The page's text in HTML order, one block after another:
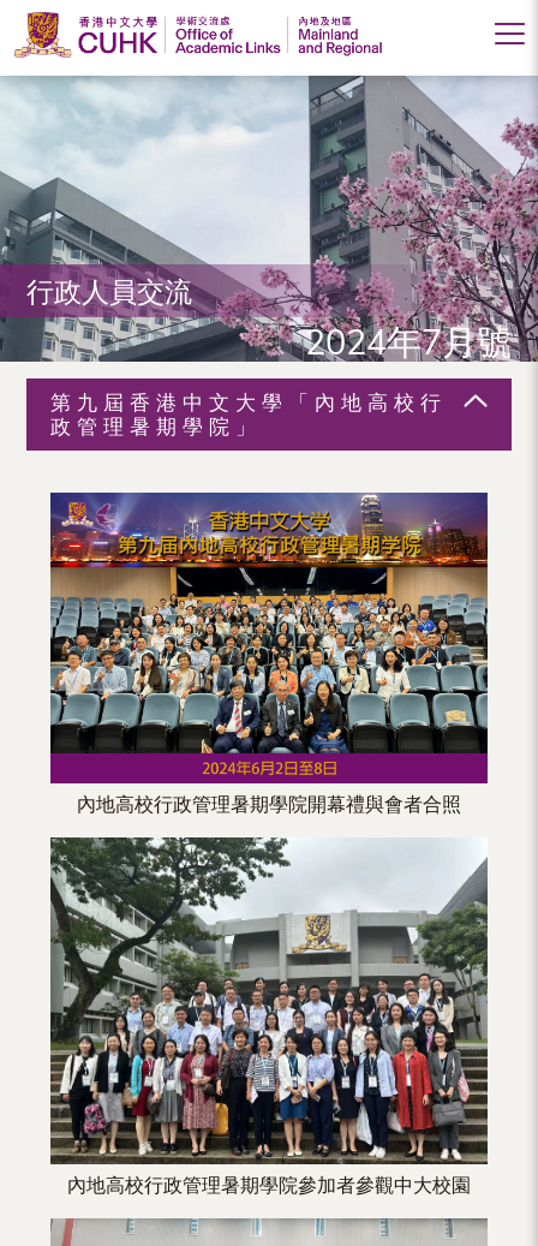
香
港
中
文
大
學
學
術
（內
區）
行政人員交流
2024年7月號
第九屆香港中文大學「內地高校行
政管理暑期學院」
內地高校行政管理暑期學院開幕禮與會者合照
內地高校行政管理暑期學院參加者參觀中大校園